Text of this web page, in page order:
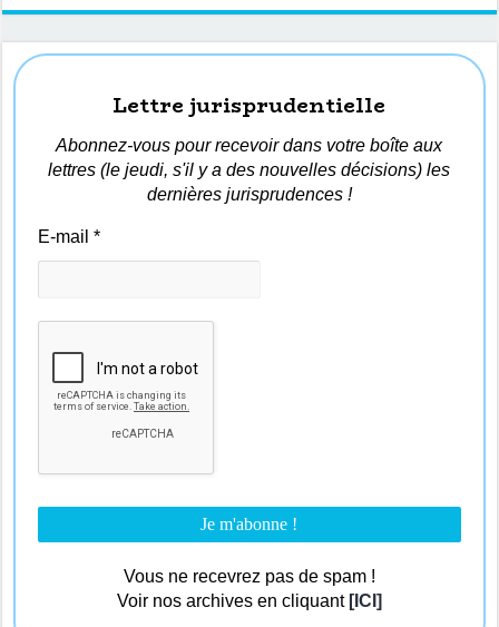
Lettre jurisprudentielle
Abonnez-vous pour recevoir dans votre boîte aux
lettres (le jeudi, s'il y a des nouvelles décisions) les
dernières jurisprudences !
E-mail*
Vous ne recevrez pas de spam !
Voir nos archives en cliquant [ICI]